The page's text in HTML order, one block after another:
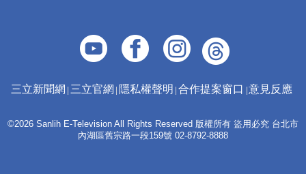
三立新聞網 三立官網 隱私權聲明 合作提案窗口 意見反應
©2026 Sanlih E-Television All Rights Reserved 版權所有 盜用必究 台北市
內湖區舊宗路一段159號 02-8792-8888